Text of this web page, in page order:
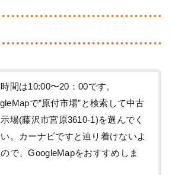
間は10:00〜20：00です。
で”原付市場”と検索して中古
場(藤沢市宮原3610-1)を選んでく
。カーナビですと辿り着けないよ
で、GoogleMapをおすすめしま